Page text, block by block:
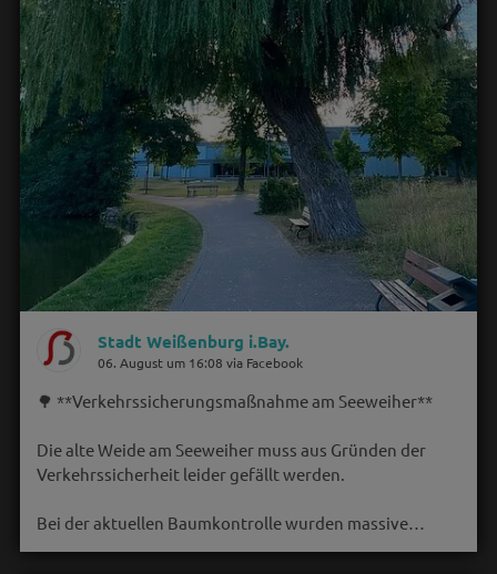
Stadt Weißenburg i.Bay.
06. August um 16:08 via Facebook
🌳 **Verkehrssicherungsmaßnahme am Seeweiher**
Die alte Weide am Seeweiher muss aus Gründen der
Verkehrssicherheit leider gefällt werden.
Bei der aktuellen Baumkontrolle wurden massive…